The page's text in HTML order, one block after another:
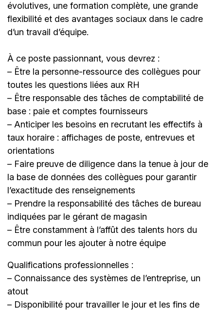
évolutives, une formation complète, une grande
flexibilité et des avantages sociaux dans le cadre
d’un travail d’équipe.
À ce poste passionnant, vous devrez :
– Être la personne-ressource des collègues pour
toutes les questions liées aux RH
– Être responsable des tâches de comptabilité de
base : paie et comptes fournisseurs
– Anticiper les besoins en recrutant les effectifs à
taux horaire : affichages de poste, entrevues et
orientations
– Faire preuve de diligence dans la tenue à jour de
la base de données des collègues pour garantir
l’exactitude des renseignements
– Prendre la responsabilité des tâches de bureau
indiquées par le gérant de magasin
– Être constamment à l’affût des talents hors du
commun pour les ajouter à notre équipe
Qualifications professionnelles :
– Connaissance des systèmes de lʼentreprise, un
atout
– Disponibilité pour travailler le jour et les fins de